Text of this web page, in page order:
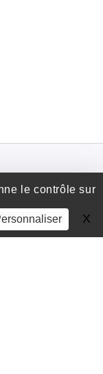
le contrôle sur
X